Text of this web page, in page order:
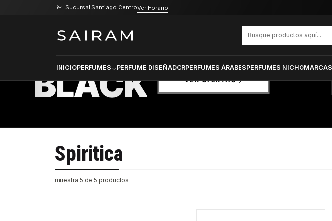
INICIOPERFUMES PERFUME DISEÑADORPERFUMES ÁRABESPERFUMES NICHOMARCAS
Sucursal Santiago CentroVer Horario
Inicio Marcas Spiritica
BLACK
SELECCIONADOS
VER OFERTAS
Spiritica
muestra 5 de 5 productos